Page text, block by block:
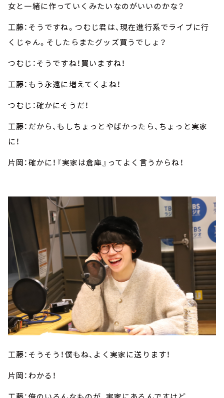
女と一緒に作っていくみたいなのがいいのかな？
工藤：そうですね。つむじ君は、現在進行系でライブに行
くじゃん。そしたらまたグッズ買うでしょ？
つむじ：そうですね！買いますね！
工藤：もう永遠に増えてくよね！
つむじ：確かにそうだ！
工藤：だから、もしちょっとやばかったら、ちょっと実家
に！
片岡：確かに！『実家は倉庫』ってよく言うからね！
工藤：そうそう！僕もね、よく実家に送ります！
片岡：わかる！